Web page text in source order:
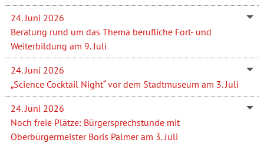
24. Juni 2026
Beratung rund um das Thema berufliche Fort- und
Weiterbildung am 9. Juli
24. Juni 2026
„Science Cocktail Night“ vor dem Stadtmuseum am 3. Juli
24. Juni 2026
Noch freie Plätze: Bürgersprechstunde mit
Oberbürgermeister Boris Palmer am 3. Juli